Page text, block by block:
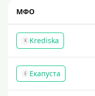
МФО
K Krediska
Е Екапуста